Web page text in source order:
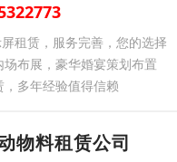
租赁，服务完善，您的选择
布展，豪华婚宴策划布置
多年经验值得信赖
物料租赁公司